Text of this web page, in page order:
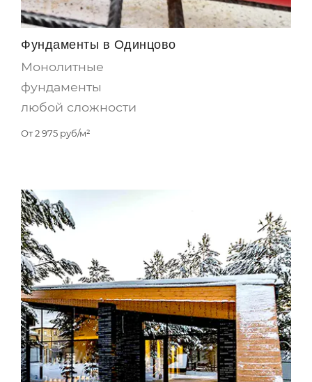
Фундаменты в Одинцово
Монолитные
фундаменты
любой сложности
От2 975 руб/м²